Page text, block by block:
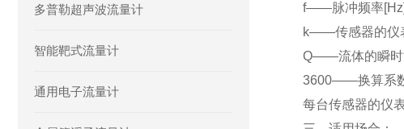
多普勒超声波流量计
智能靶式流量计
通用电子流量计
f——脉冲频率[Hz]
k——传感器的仪
Q——流体的瞬时
3600——换算系
每台传感器的仪